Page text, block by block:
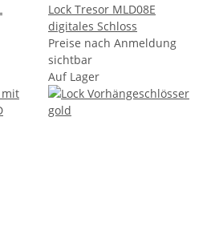
Lock Tresor MLD08E
digitales Schloss
Preise nach Anmeldung
sichtbar
Auf Lager